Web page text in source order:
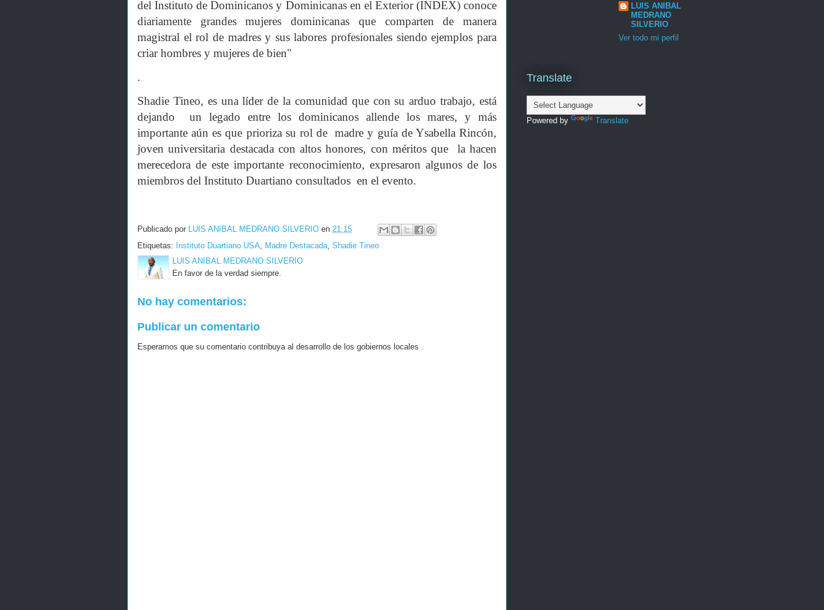
del Instituto de Dominicanos y Dominicanas en el Exterior (INDEX) conoce
diariamente grandes mujeres dominicanas que comparten de manera
magistral el rol de madres y sus labores profesionales siendo ejemplos para
criar hombres y mujeres de bien"
.
Shadie Tineo, es una líder de la comunidad que con su arduo trabajo, está
dejando un legado entre los dominicanos allende los mares, y más
importante aún es que prioriza su rol de madre y guía de Ysabella Rincón,
joven universitaria destacada con altos honores, con méritos que la hacen
merecedora de este importante reconocimiento, expresaron algunos de los
miembros del Instituto Duartiano consultados en el evento.
Publicado por LUIS ANIBAL MEDRANO SILVERIO en 21:15
Etiquetas: Instituto Duartiano USA, Madre Destacada, Shadie Tineo
LUIS ANIBAL MEDRANO SILVERIO
En favor de la verdad siempre.
No hay comentarios:
Publicar un comentario
Esperamos que su comentario contribuya al desarrollo de los gobiernos locales .
LUIS ANIBAL
MEDRANO
SILVERIO
Ver todo mi perfil
Translate
Powered by Translate